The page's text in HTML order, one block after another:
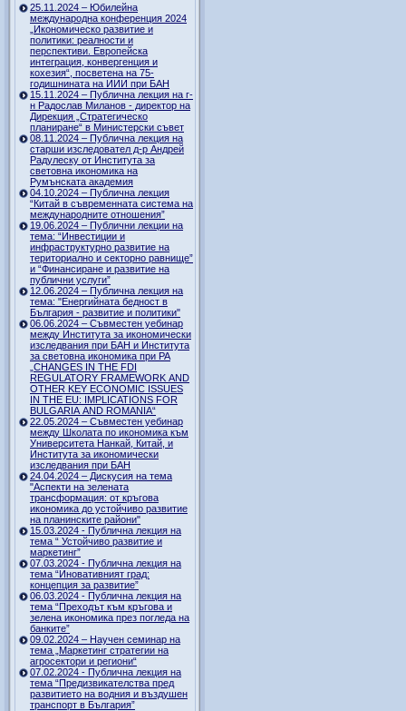
25.11.2024 – Юбилейна
международна конференция 2024
„Икономическо развитие и
политики: реалности и
перспективи. Европейска
интеграция, конвергенция и
кохезия“, посветена на 75-
годишнината на ИИИ при БАН
15.11.2024 – Публична лекция на г-
н Радослав Миланов - директор на
Дирекция „Стратегическо
планиране“ в Министерски съвет
08.11.2024 – Публична лекция на
старши изследовател д-р Андрей
Радулеску от Института за
световна икономика на
Румънската академия
04.10.2024 – Публична лекция
“Китай в съвременната система на
международните отношения”
19.06.2024 – Публични лекции на
тема: “Инвестиции и
инфраструктурно развитие на
териториално и секторно равнище”
и “Финансиране и развитие на
публични услуги”
12.06.2024 – Публична лекция на
тема: "Енергийната бедност в
България - развитие и политики"
06.06.2024 – Съвместен уебинар
между Института за икономически
изследвания при БАН и Института
за световна икономика при РА
„CHANGES IN THE FDI
REGULATORY FRAMEWORK AND
OTHER KEY ECONOMIC ISSUES
IN THE EU: IMPLICATIONS FOR
BULGARIA AND ROMANIA“
22.05.2024 – Съвместен уебинар
между Школата по икономика към
Университета Нанкай, Китай, и
Института за икономически
изследвания при БАН
24.04.2024 – Дискусия на тема
"Аспекти на зелената
трансформация: от кръгова
икономика до устойчиво развитие
на планинските райони"
15.03.2024 - Публична лекция на
тема “ Устойчиво развитие и
маркетинг”
07.03.2024 - Публична лекция на
тема “Иновативният град:
концепция за развитие”
06.03.2024 - Публична лекция на
тема “Преходът към кръгова и
зелена икономика през погледа на
банките”
09.02.2024 – Научен семинар на
тема „Маркетинг стратегии на
агросектори и региони“
07.02.2024 - Публична лекция на
тема “Предизвикателства пред
развитието на водния и въздушен
транспорт в България”